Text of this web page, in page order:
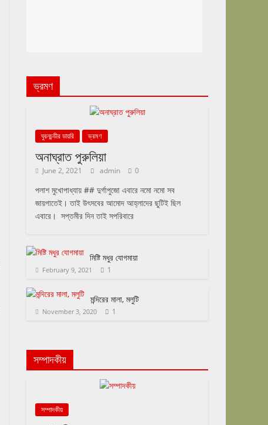
ভ্রমণ
ঘুরনচন্ডীর ডায়রি ভ্রমণ
অনাঘ্রাত পুরুলিয়া
June 2, 2021 admin 0
পলাশ মুখোপাধ্যায় ## দুর্গাপুজো এবারে নমো নমো সব
জায়গাতেই। তাই উৎসবের আমোদ আহ্লাদের ছুটিই ছিল
এবারে। সপ্তমীর দিন তাই সপরিবারে
মিষ্টি মধুর যোগমায়া
February 9, 2021 1
মন্দিরের মালা, মলুটি
November 3, 2020 1
সম্পাদকীয়
সম্পাদকীয়